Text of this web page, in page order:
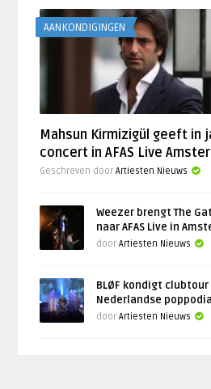
AANKONDIGINGEN
Mahsun Kirmizigül geeft in
concert in AFAS Live
Geschreven doorArtiesten Nieuws
Weezer brengt The
naar AFAS Live in
doorArtiesten Nieuws
BLØF kondigt
Nederlandse
doorArtiesten Nieuws